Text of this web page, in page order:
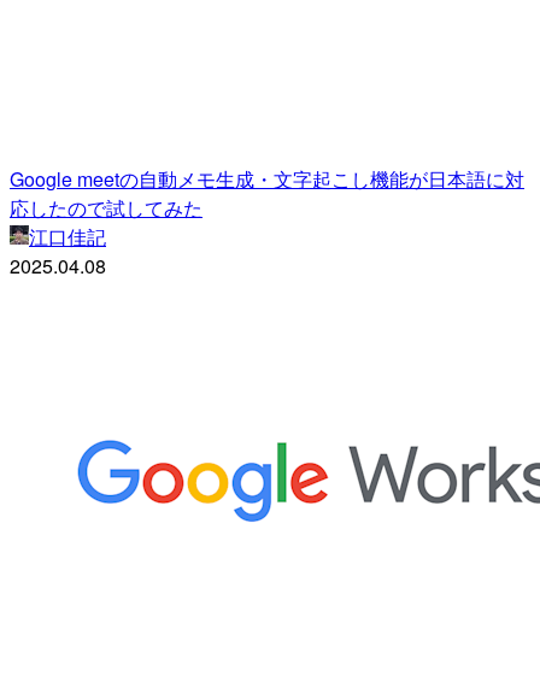
Google meetの自動メモ生成・文字起こし機能が日本語に対
応したので試してみた
江口佳記
2025.04.08